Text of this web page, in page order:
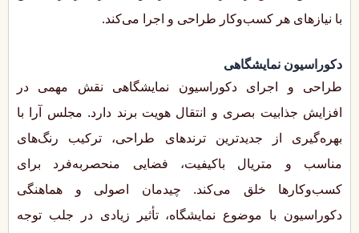
با نیازهای هر کسب‌وکار طراحی و اجرا می‌کند.
دکوراسیون نمایشگاهی
طراحی و اجرای دکوراسیون نمایشگاهی نقش مهمی در
افزایش جذابیت بصری و انتقال هویت برند دارد. مجلس آرا با
بهره‌گیری از جدیدترین ترندهای طراحی، ترکیب رنگ‌های
مناسب و متریال باکیفیت، فضایی منحصربه‌فرد برای
کسب‌وکارها خلق می‌کند. چیدمان اصولی و هماهنگی
دکوراسیون با موضوع نمایشگاه، تأثیر زیادی در جلب توجه